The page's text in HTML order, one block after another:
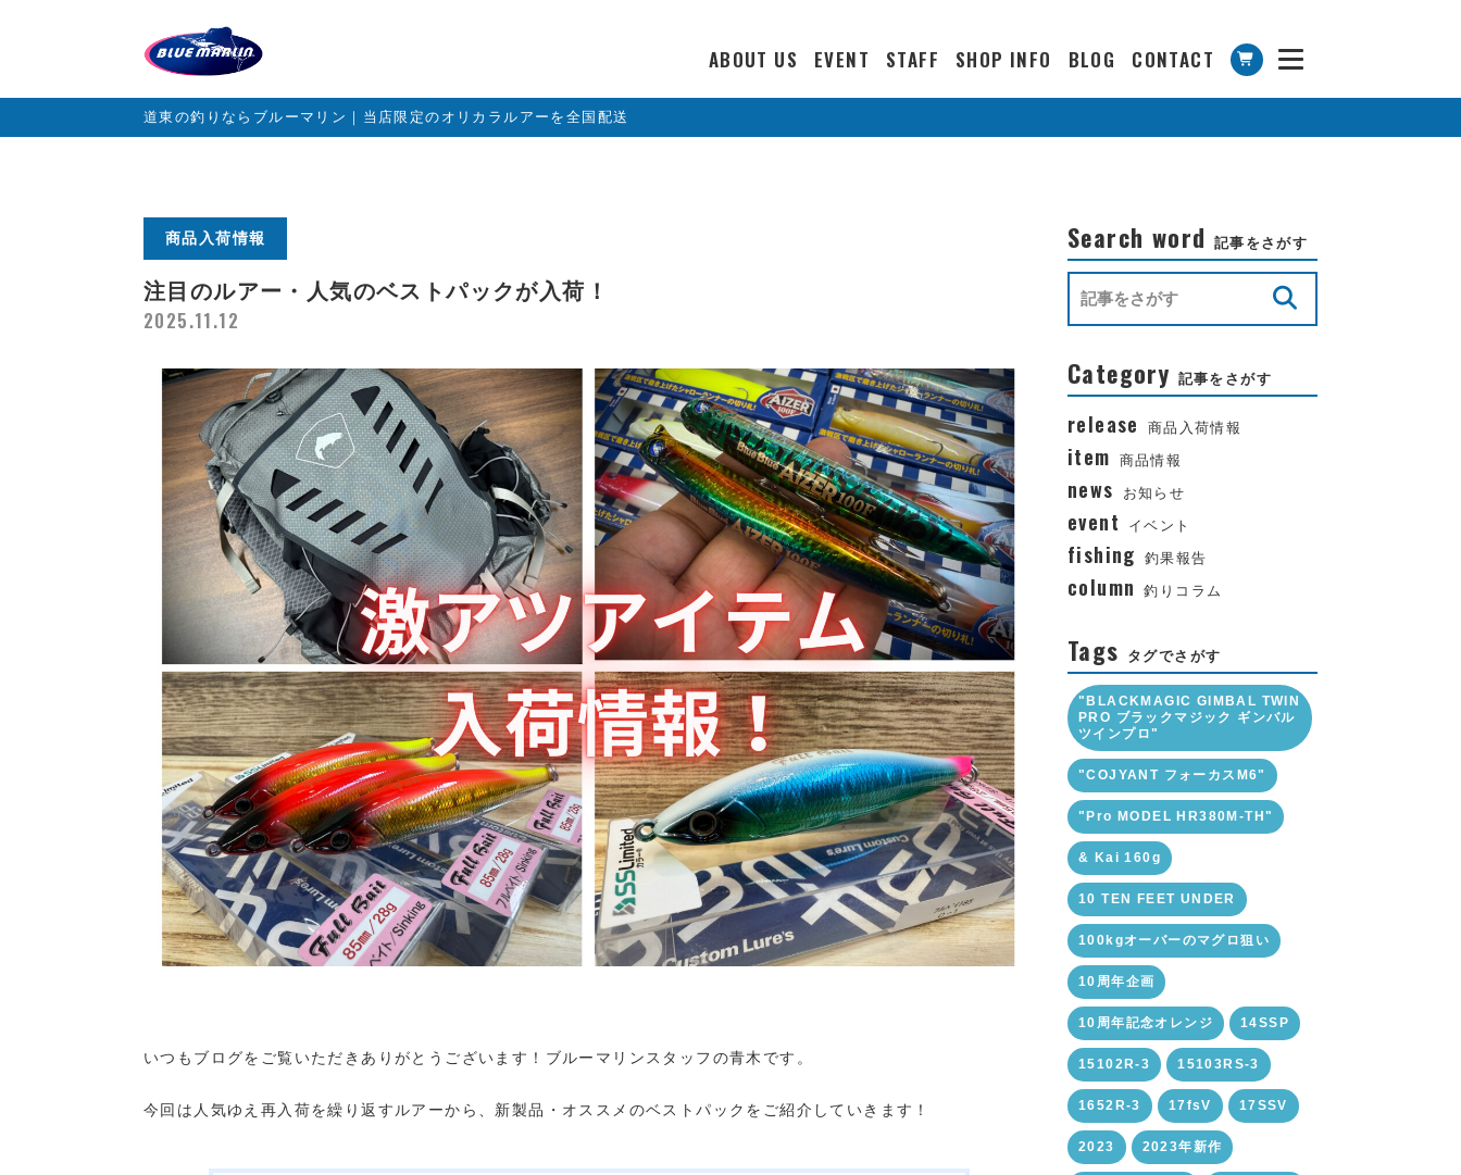
ABOUT US EVENT STAFF SHOP INFO BLOG CONTACT
道東の釣りならブルーマリン｜当店限定のオリカラルアーを全国配送
商品入荷情報
注目のルアー・人気のベストパックが入荷！
2025.11.12
いつもブログをご覧いただきありがとうございます！ブルーマリンスタッフの青木です。
今回は人気ゆえ再入荷を繰り返すルアーから、新製品・オススメのベストパックをご紹介していきます！
Search word 記事をさがす
Category 記事をさがす
release 商品入荷情報
item 商品情報
news お知らせ
event イベント
fishing 釣果報告
column 釣りコラム
Tags タグでさがす
"BLACKMAGIC GIMBAL TWIN
PRO ブラックマジック ギンバル
ツインプロ"
"COJYANT フォーカスM6"
"Pro MODEL HR380M-TH"
& Kai 160g
10 TEN FEET UNDER
100kgオーバーのマグロ狙い
10周年企画
10周年記念オレンジ 14SSP
15102R-3 15103RS-3
1652R-3 17fsV 17SSV
2023 2023年新作